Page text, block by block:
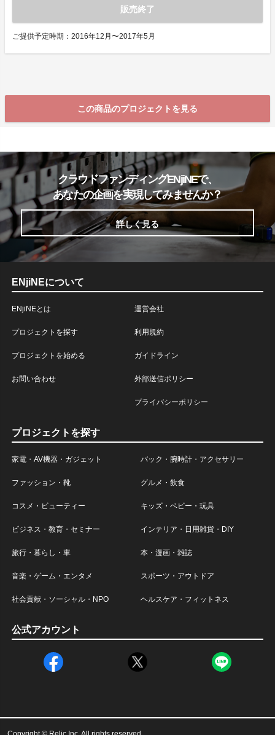
販売終了
ご提供予定時期：2016年12月〜2017年5月
この商品のプロジェクトを見る
クラウドファンディングENjiNEで、
あなたの企画を実現してみませんか？
詳しく見る
ENjiNEについて
ENjiNEとは
プロジェクトを探す
プロジェクトを始める
お問い合わせ
運営会社
利用規約
ガイドライン
外部送信ポリシー
プライバシーポリシー
プロジェクトを探す
家電・AV機器・ガジェット バック・腕時計・アクセサリー
ファッション・靴 グルメ・飲食
コスメ・ビューティー キッズ・ベビー・玩具
ビジネス・教育・セミナー インテリア・日用雑貨・DIY
旅行・暮らし・車 本・漫画・雑誌
音楽・ゲーム・エンタメ スポーツ・アウトドア
社会貢献・ソーシャル・NPO ヘルスケア・フィットネス
公式アカウント